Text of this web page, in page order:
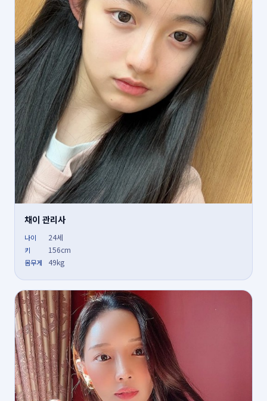
채이 관리사
나이 24세
키 156cm
몸무게 49kg